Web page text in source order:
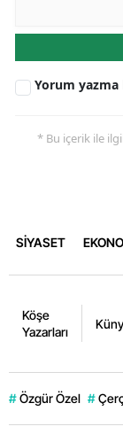
Yorum yazma
* Bu içerik ile
SİYASET
Köşe
Yazarları
# Özgür Özel #